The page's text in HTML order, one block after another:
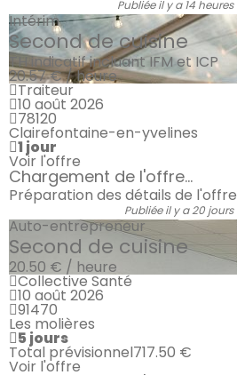
Publiée il y a 14 heures
Intérim
Second de cuisine
TH indicatif incluant IFM et ICP
20.57 € / heure
Traiteur
10 août 2026
78120
Clairefontaine-en-yvelines
1 jour
Voir l'offre
Chargement de l'offre...
Préparation des détails de l'offre
Publiée il y a 20 jours
Auto-entrepreneur
Second de cuisine
20.50 € / heure
Collective Santé
10 août 2026
91470
Les molières
5 jours
Total prévisionnel717.50 €
Voir l'offre